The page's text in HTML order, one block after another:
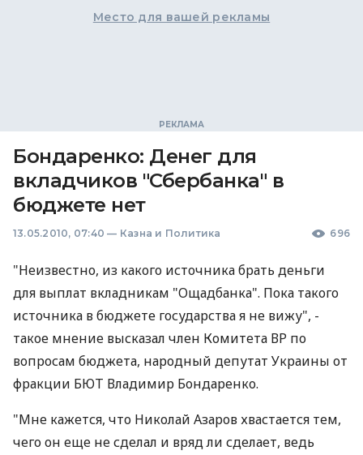
Место для вашей рекламы
Бондаренко: Денег для
вкладчиков "Сбербанка" в
бюджете нет
13.05.2010, 07:40 — Казна и Политика 696
"Неизвестно, из какого источника брать деньги
для выплат вкладникам "Ощадбанка". Пока такого
источника в бюджете государства я не вижу", -
такое мнение высказал член Комитета ВР по
вопросам бюджета, народный депутат Украины от
фракции БЮТ Владимир Бондаренко.
"Мне кажется, что Николай Азаров хвастается тем,
чего он еще не сделал и вряд ли сделает, ведь